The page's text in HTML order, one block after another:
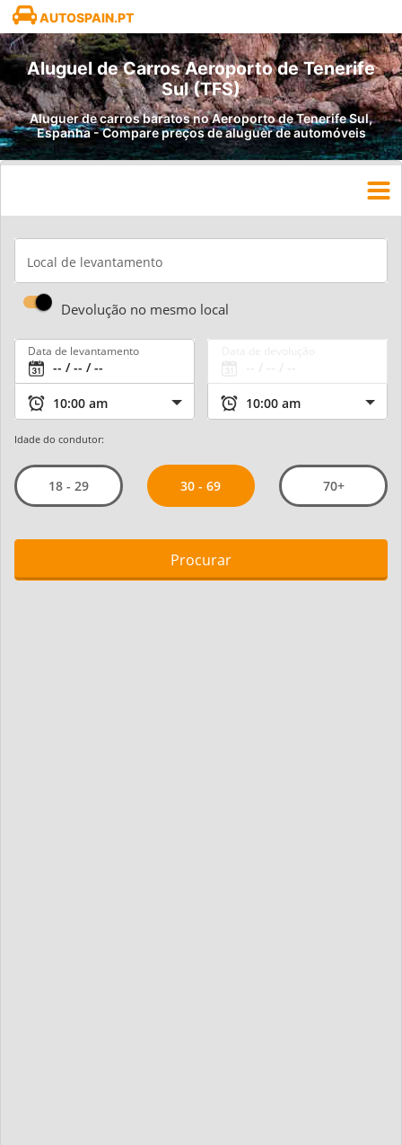
AUTOSPAIN.PT
Aluguel de Carros Aeroporto de Tenerife
Sul (TFS)
Aluguer de carros baratos no Aeroporto de Tenerife Sul,
Espanha - Compare preços de aluguer de automóveis
Local de levantamento
Devolução no mesmo local
Data de levantamento
Idade do condutor:
18 - 29 30 - 69 70+
Procurar